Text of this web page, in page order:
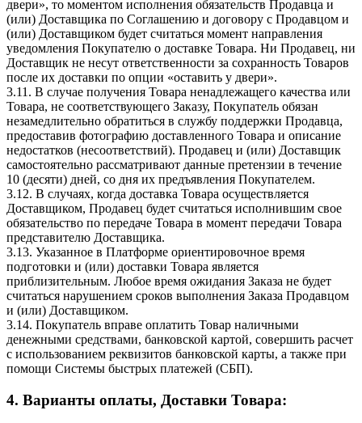
двери», то моментом исполнения обязательств Продавца и
(или) Доставщика по Соглашению и договору с Продавцом и
(или) Доставщиком будет считаться момент направления
уведомления Покупателю о доставке Товара. Ни Продавец, ни
Доставщик не несут ответственности за сохранность Товаров
после их доставки по опции «оставить у двери».
3.11. В случае получения Товара ненадлежащего качества или
Товара, не соответствующего Заказу, Покупатель обязан
незамедлительно обратиться в службу поддержки Продавца,
предоставив фотографию доставленного Товара и описание
недостатков (несоответствий). Продавец и (или) Доставщик
самостоятельно рассматривают данные претензии в течение
10 (десяти) дней, со дня их предъявления Покупателем.
3.12. В случаях, когда доставка Товара осуществляется
Доставщиком, Продавец будет считаться исполнившим свое
обязательство по передаче Товара в момент передачи Товара
представителю Доставщика.
3.13. Указанное в Платформе ориентировочное время
подготовки и (или) доставки Товара является
приблизительным. Любое время ожидания Заказа не будет
считаться нарушением сроков выполнения Заказа Продавцом
и (или) Доставщиком.
3.14. Покупатель вправе оплатить Товар наличными
денежными средствами, банковской картой, совершить расчет
с использованием реквизитов банковской карты, а также при
помощи Системы быстрых платежей (СБП).
4. Варианты оплаты, Доставки Товара: